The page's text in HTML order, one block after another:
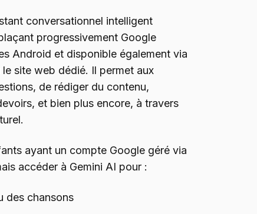
conversationnel intelligent
progressivement Google
Android et disponible également via
site web dédié. Il permet aux
de rédiger du contenu,
et bien plus encore, à travers
ayant un compte Google géré via
accéder à Gemini AI pour :
des chansons